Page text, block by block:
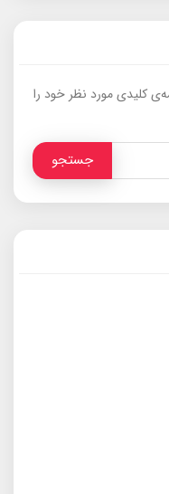
کلیدی مورد نظر خود را
جستجو